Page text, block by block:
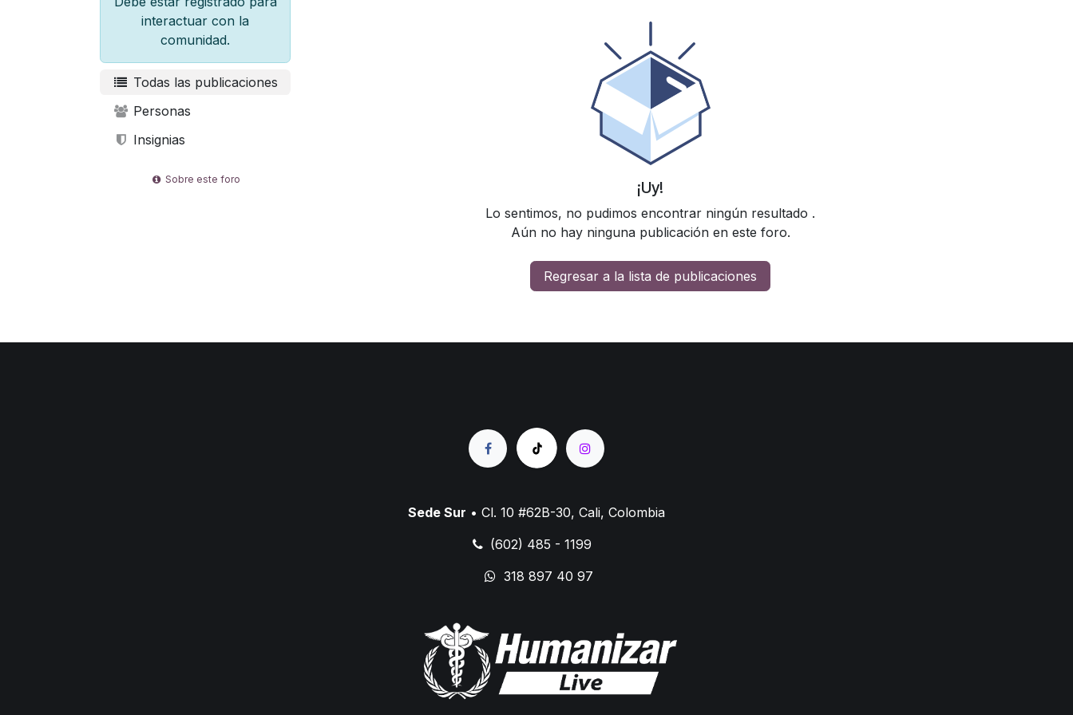
interactuar con la
comunidad.
Todas las publicaciones
Personas
Insignias
Sobre este foro ¡Uy!
Lo sentimos, no pudimos encontrar ningún resultado .
Aún no hay ninguna publicación en este foro.
Regresar a la lista de publicaciones
Sede Sur • Cl. 10 #62B-30, Cali, Colombia
(602) 485 - 1199
318 897 40 97